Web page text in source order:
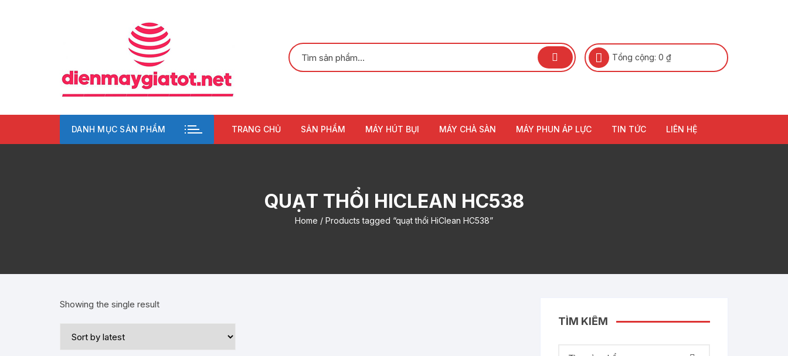
Tổng cộng: 0 ₫
DANH MỤC SẢN PHẨM TRANG CHỦ SẢN PHẨM MÁY HÚT BỤI MÁY CHÀ SÀN MÁY PHUN ÁP LỰC TIN TỨC LIÊN HỆ
QUẠT THỔI HICLEAN HC538
Home / Products tagged “quạt thổi HiClean HC538”
Showing the single result
TÌM KIẾM